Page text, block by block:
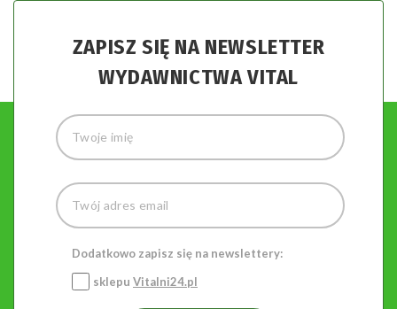
ZAPISZ SIĘ NA NEWSLETTER
WYDAWNICTWA VITAL
Dodatkowo zapisz się na newslettery:
sklepu Vitalni24.pl